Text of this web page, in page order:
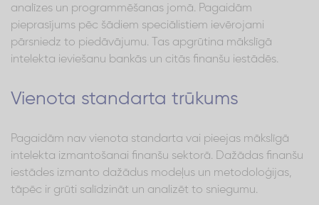
analīzes un programmēšanas jomā. Pagaidām
pieprasījums pēc šādiem speciālistiem ievērojami
pārsniedz to piedāvājumu. Tas apgrūtina mākslīgā
intelekta ieviešanu bankās un citās finanšu iestādēs.
Vienota standarta trūkums
Pagaidām nav vienota standarta vai pieejas mākslīgā
intelekta izmantošanai finanšu sektorā. Dažādas finanšu
iestādes izmanto dažādus modeļus un metodoloģijas,
tāpēc ir grūti salīdzināt un analizēt to sniegumu.